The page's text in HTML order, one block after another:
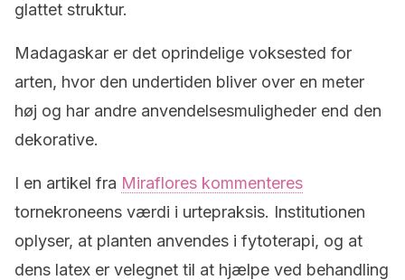
glattet struktur.
Madagaskar er det oprindelige voksested for
arten, hvor den undertiden bliver over en meter
høj og har andre anvendelsesmuligheder end den
dekorative.
I en artikel fra Miraflores kommenteres
tornekroneens værdi i urtepraksis. Institutionen
oplyser, at planten anvendes i fytoterapi, og at
dens latex er velegnet til at hjælpe ved behandling